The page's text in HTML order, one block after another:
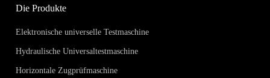
Die Produkte
Elektronische universelle Testmaschine
Hydraulische Universaltestmaschine
Horizontale Zugprüfmaschine